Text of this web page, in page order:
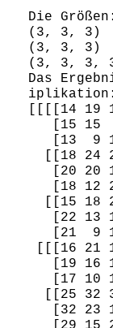
Die Größen:
(3, 3, 3)
(3, 3, 3)
(3, 3, 3,
Das
iplikation:
[[[[14 19